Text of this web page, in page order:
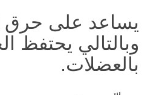
يساعد على حرق
وبالتالي يحتفظ
بالعضلات.